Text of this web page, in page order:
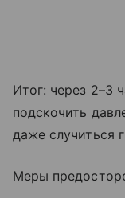
Итог: через 2–3
подскочить
даже случиться
Меры